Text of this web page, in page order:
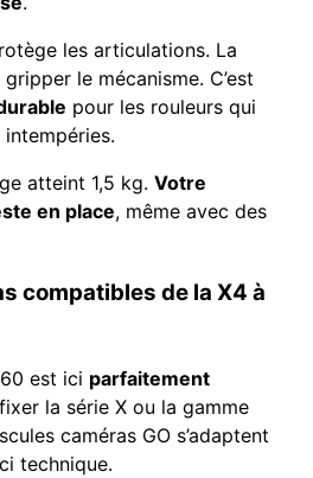
les articulations. La
le mécanisme. C’est
pour les rouleurs qui
atteint 1,5 kg. Votre
en place, même avec des
compatibles de la X4 à
est ici parfaitement
la série X ou la gamme
caméras GO s’adaptent
technique.